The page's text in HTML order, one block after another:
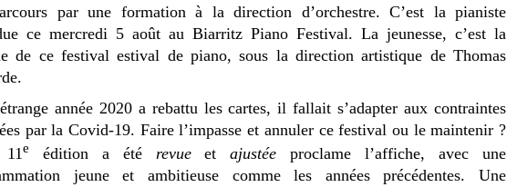
par une formation à la direction d’orchestre. C’est la pianiste
ce mercredi 5 août au Biarritz Piano Festival. La jeunesse, c’est la
de ce festival estival de piano, sous la direction artistique de Thomas
année 2020 a rebattu les cartes, il fallait s’adapter aux contraintes
par la Covid-19. Faire l’impasse et annuler ce festival ou le maintenir ?
11e édition a été revueetajustée proclame l’affiche, avec une
jeune et ambitieuse comme les années précédentes. Une